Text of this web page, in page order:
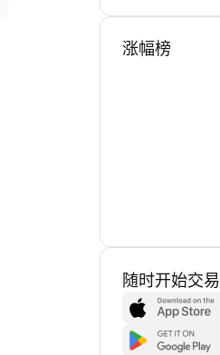
涨幅榜
随时开始交易